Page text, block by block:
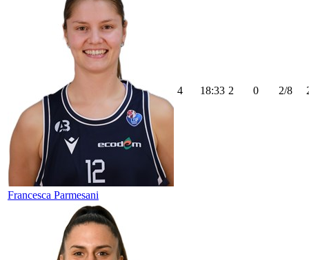
Francesca Parmesani
4 18:33 2 0 2/8